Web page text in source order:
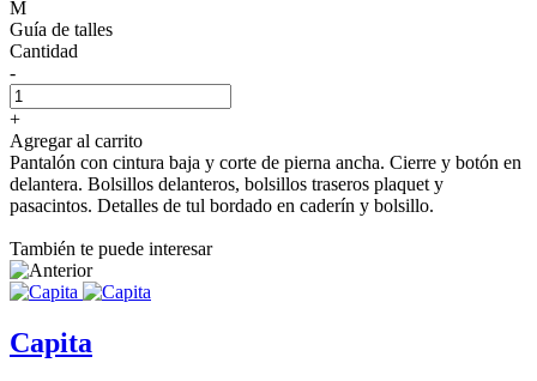
M
Guía de talles
Cantidad
-
+
Agregar al carrito
Pantalón con cintura baja y corte de pierna ancha. Cierre y botón en
delantera. Bolsillos delanteros, bolsillos traseros plaquet y
pasacintos. Detalles de tul bordado en caderín y bolsillo.
También te puede interesar
Capita